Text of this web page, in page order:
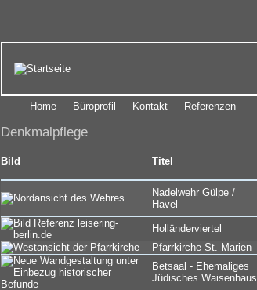
Home Büroprofil Kontakt Referenzen
Denkmalpflege
Bild Titel
Nadelwehr Gülpe /
Havel
Holländerviertel
Pfarrkirche St. Marien
Betsaal - Ehemaliges
Jüdisches Waisenhaus